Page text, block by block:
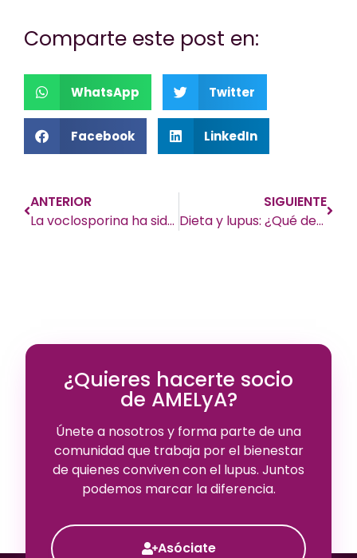
Comparte este post en:
WhatsApp Twitter
Facebook LinkedIn
ANTERIOR
La voclosporina ha sido aprobada en Europa para el tratamiento de la nefritis lúpica en adultos
SIGUIENTE
Dieta y lupus: ¿Qué debo y no debo comer si tengo lupus?
¿Quieres hacerte socio
de AMELyA?
Únete a nosotros y forma parte de una
comunidad que trabaja por el bienestar
de quienes conviven con el lupus. Juntos
podemos marcar la diferencia.
Asóciate